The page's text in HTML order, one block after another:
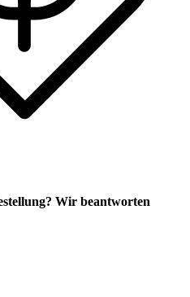
Wir beantworten